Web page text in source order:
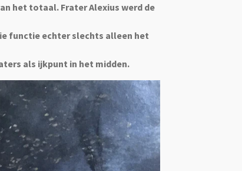
het totaal. Frater Alexius werd de
functie echter slechts alleen het
als ijkpunt in het midden.